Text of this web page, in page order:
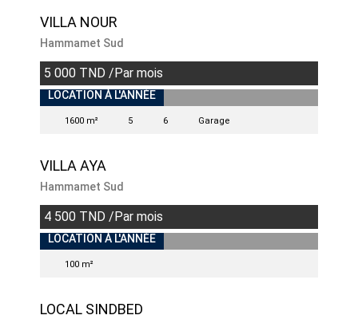
VILLA NOUR
Hammamet Sud
5 000 TND /Par mois
INDISPONIBLE
LOCATION À L'ANNÉE
1600 m² 5 6 Garage
VILLA AYA
Hammamet Sud
4 500 TND /Par mois
INDISPONIBLE
LOCATION À L'ANNÉE
100 m²
LOCAL SINDBED